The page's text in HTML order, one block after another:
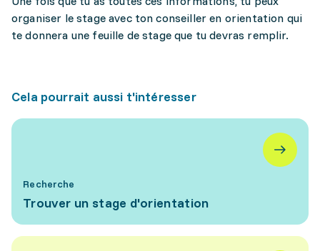
organiser le stage avec ton conseiller en orientation qui
te donnera une feuille de stage que tu devras remplir.
Cela pourrait aussi t'intéresser
Recherche
Trouver un stage d'orientation